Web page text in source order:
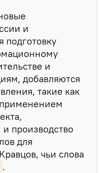
и
подготовку
и
добавляются
такие как
производство
для
чьи слова
.